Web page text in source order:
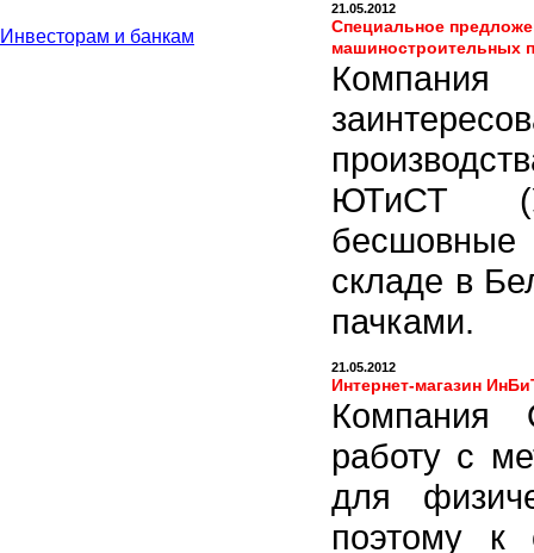
Инвесторам и банкам
21.05.2012
Специальное
машиностроительных
ЮТиСТ
складе в
пачками.
21.05.2012
Интернет-магазин
Компания
работу с
для
поэтому к